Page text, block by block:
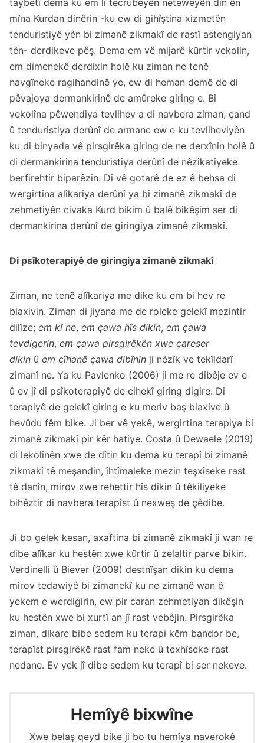
mîna Kurdan dinêrin -ku ew di gihîştina xizmetên
tenduristiyê yên bi zimanê zikmakî de rastî astengiyan
tên- derdikeve pêş. Dema em vê mijarê kûrtir vekolin,
em dîmenekê derdixin holê ku ziman ne tenê
navgîneke ragihandinê ye, ew di heman demê de di
pêvajoya dermankirinê de amûreke giring e. Bi
vekolîna pêwendiya tevlihev a di navbera ziman, çand
û tenduristiya derûnî de armanc ew e ku tevliheviyên
ku di binyada vê pirsgirêka giring de ne derxînin holê û
di dermankirina tenduristiya derûnî de nêzîkatiyeke
berfirehtir biparêzin. Di vê gotarê de ez ê behsa di
wergirtina alîkariya derûnî ya bi zimanê zikmakî de
zehmetiyên civaka Kurd bikim û balê bikêşim ser di
dermankirina derûnî de giringiya zimanê zikmakî.
Di psîkoterapiyê de giringiya zimanê zikmakî
Ziman, ne tenê alîkariya me dike ku em bi hev re
biaxivin. Ziman di jiyana me de roleke gelekî mezintir
dilîze; em kî ne, em çawa hîs dikin, em çawa
tevdigerin, em çawa pirsgirêkên xwe çareser
dikin û em cîhanê çawa dibînin ji nêzîk ve tekîldarî
zimanî ne. Ya ku Pavlenko (2006) ji me re dibêje ev e
û ev jî di psîkoterapiyê de cihekî giring digire. Di
terapiyê de gelekî giring e ku meriv baş biaxive û
hevûdu fêm bike. Ji ber vê yekê, wergirtina terapiya bi
zimanê zikmakî pir kêr hatiye. Costa û Dewaele (2019)
di lekolînên xwe de dîtin ku dema ku terapî bi zimanê
zikmakî tê meşandin, îhtîmaleke mezin teşxîseke rast
tê danîn, mirov xwe rehettir hîs dikin û têkiliyeke
bihêztir di navbera terapîst û nexweş de çêdibe.
Ji bo gelek kesan, axaftina bi zimanê zikmakî ji wan re
dibe alîkar ku hestên xwe kûrtir û zelaltir parve bikin.
Verdinelli û Biever (2009) destnîşan dikin ku dema
mirov tedawiyê bi zimanekî ku ne zimanê wan ê
yekem e werdigirin, ew pir caran zehmetiyan dikêşin
ku hestên xwe bi xurtî an jî rast vebêjin. Pirsgirêka
ziman, dikare bibe sedem ku terapî kêm bandor be,
terapîst pirsgirêkê rast fam neke û texhîseke rast
nedane. Ev yek jî dibe sedem ku terapî bi ser nekeve.
Hemîyê bixwîne
Xwe belaş qeyd bike ji bo tu hemîya naverokê